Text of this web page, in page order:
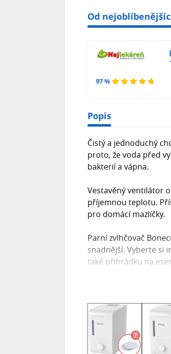
Od
97 %
Popis
Čistý a jednoduchý
proto, že voda před
bakterií a vápna.
Vestavěný ventilátor
příjemnou teplotu.
pro domácí mazlíčky.
Parní zvlhčovač
snadnější. Vyberte si
také přihrádku na
- Díky varu vody je
- Unikátní chladící